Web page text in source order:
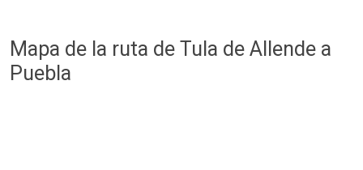
Mapa de la ruta de Tula de Allende a
Puebla